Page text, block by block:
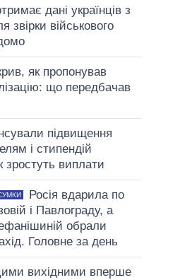
дані українців з
звірки військового
як пропонував
що передбачав
підвищення
і стипендій
зростуть виплати
Росія вдарила по
і Павлограду, а
обрали
Головне за день
вихідними вперше